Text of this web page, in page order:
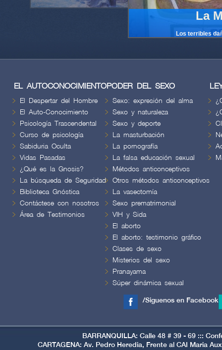
La
Los terribles
EL AUTOCONOCIMIENTO
El Despertar del Hombre
El Auto-Conocimiento
Psicología Trascendental
Curso de psicología
Sabiduria Oculta
Vidas Pasadas
¿Qué es la Gnosis?
La búsqueda de Seguridad
Biblioteca Gnóstica
Contáctese con nosotros
Área de Testimonios
PODER DEL SEXO
Sexo: expresión del alma
Sexo y naturaleza
Sexo y deporte
La masturbación
La pornografía
La falsa educación sexual
Métodos anticonceptivos
Otros métodos anticonceptivos
La vasectomía
Sexo prematrimonial
VIH y Sida
El aborto
El aborto: testimonio gráfico
Clases de sexo
Misterios del sexo
Pranayama
Súper dinámica sexual
/Siguenos en Facebook
BARRANQUILLA: Calle 48 # 39 - 69 :::
CARTAGENA: Av. Pedro Heredia, Frente al CAI Maria